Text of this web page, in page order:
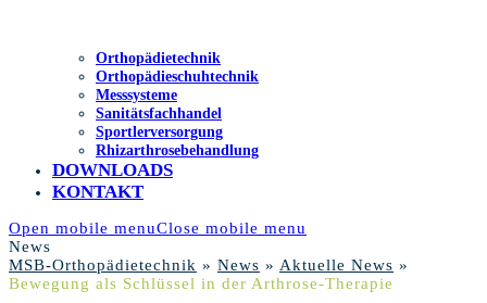
Orthopädietechnik
Orthopädieschuhtechnik
Messsysteme
Sanitätsfachhandel
Sportlerversorgung
Rhizarthrosebehandlung
DOWNLOADS
KONTAKT
Open mobile menuClose mobile menu
News
MSB-Orthopädietechnik » News » Aktuelle News »
Bewegung als Schlüssel in der Arthrose-Therapie